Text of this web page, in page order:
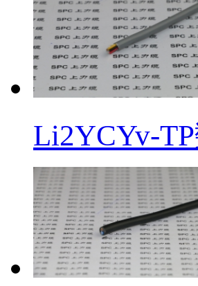
Li2YCYv-